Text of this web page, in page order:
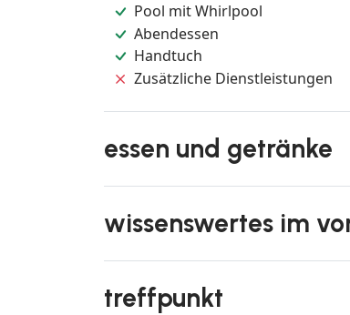
Pool mit Whirlpool
Abendessen
Handtuch
Zusätzliche Dienstleistungen
essen und getränke
wissenswertes im
treffpunkt